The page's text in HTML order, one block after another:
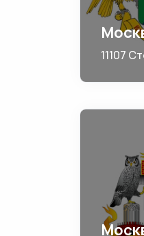
11107